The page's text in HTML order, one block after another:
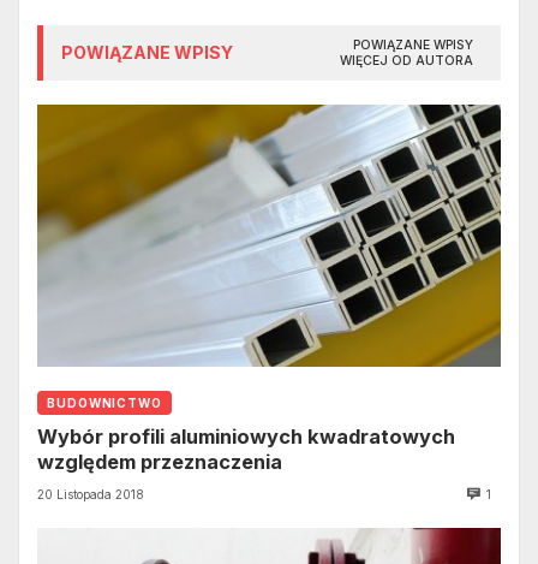
POWIĄZANE WPISY
POWIĄZANE WPISY
WIĘCEJ OD AUTORA
BUDOWNICTWO
Wybór profili aluminiowych kwadratowych
względem przeznaczenia
20 Listopada 2018 1